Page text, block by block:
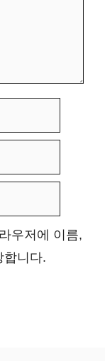
우저에 이름,
합니다.